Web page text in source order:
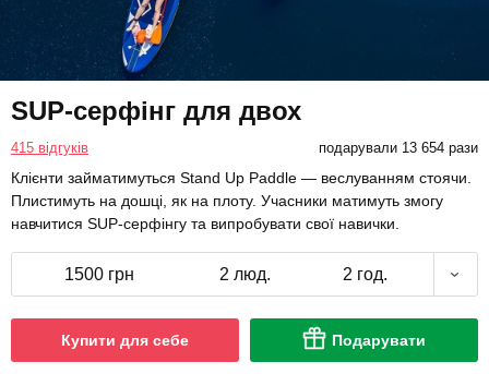
SUP-серфінг для двох
415 відгуків подарували 13 654 рази
Клієнти займатимуться Stand Up Paddle — веслуванням стоячи.
Плистимуть на дошці, як на плоту. Учасники матимуть змогу
навчитися SUP-серфінгу та випробувати свої навички.
1500 грн 2 люд. 2 год.
Купити для себе Подарувати